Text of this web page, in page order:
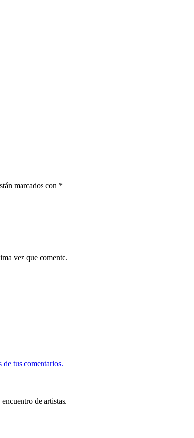
marcados con *
vez que comente.
de tus comentarios.
de artistas.